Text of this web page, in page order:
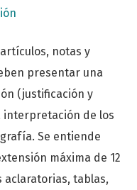
notas y
presentar una
(justificación y
interpretación de los
Se entiende
máxima de 12
aclaratorias, tablas,